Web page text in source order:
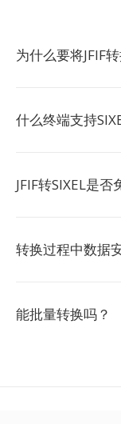
为什么要将JFIF
什么终端支持
JFIF转SIXEL是否
转换过程中数据
能批量转换吗？